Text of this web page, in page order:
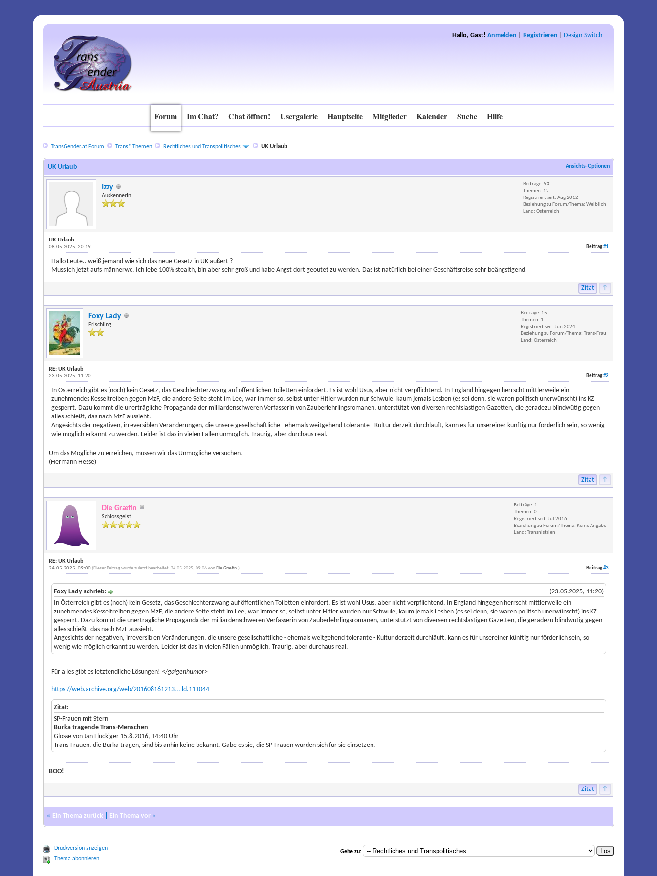
Hallo, Gast! Anmelden Registrieren Design-Switch
Forum Im Chat? Chat öffnen! Usergalerie Hauptseite Mitglieder Kalender Suche Hilfe
TransGender.at Forum Trans* Themen Rechtliches und Transpolitisches UK Urlaub
Ansichts-Optionen
UK Urlaub
Izzy
AuskennerIn
Beiträge: 93
Themen: 12
Registriert seit: Aug 2012
Beziehung zu Forum/Thema: Weiblich
Land: Österreich
UK Urlaub
Beitrag#1
08.05.2025, 20:19
Hallo Leute.. weiß jemand wie sich das neue Gesetz in UK äußert ?
Muss ich jetzt aufs männerwc. Ich lebe 100% stealth, bin aber sehr groß und habe Angst dort geoutet zu werden. Das ist natürlich bei einer Geschäftsreise sehr beängstigend.
Zitat ↑
Foxy Lady
Frischling
Beiträge: 15
Themen: 1
Registriert seit: Jun 2024
Beziehung zu Forum/Thema: Trans-Frau
Land: Österreich
RE: UK Urlaub
Beitrag#2
23.05.2025, 11:20
In Österreich gibt es (noch) kein Gesetz, das Geschlechterzwang auf öffentlichen Toiletten einfordert. Es ist wohl Usus, aber nicht verpflichtend. In England hingegen herrscht mittlerweile ein
zunehmendes Kesseltreiben gegen MzF, die andere Seite steht im Lee, war immer so, selbst unter Hitler wurden nur Schwule, kaum jemals Lesben (es sei denn, sie waren politisch unerwünscht) ins KZ
gesperrt. Dazu kommt die unerträgliche Propaganda der milliardenschweren Verfasserin von Zauberlehrlingsromanen, unterstützt von diversen rechtslastigen Gazetten, die geradezu blindwütig gegen
alles schießt, das nach MzF aussieht.
Angesichts der negativen, irreversiblen Veränderungen, die unsere gesellschaftliche - ehemals weitgehend tolerante - Kultur derzeit durchläuft, kann es für unsereiner künftig nur förderlich sein, so wenig
wie möglich erkannt zu werden. Leider ist das in vielen Fällen unmöglich. Traurig, aber durchaus real.
Um das Mögliche zu erreichen, müssen wir das Unmögliche versuchen.
(Hermann Hesse)
Zitat ↑
Die Græfin
Schlossgeist
Beiträge: 1
Themen: 0
Registriert seit: Jul 2016
Beziehung zu Forum/Thema: Keine Angabe
Land: Transnistrien
RE: UK Urlaub
Beitrag#3
24.05.2025, 09:00(Dieser Beitrag wurde zuletzt bearbeitet: 24.05.2025, 09:06 von Die Græfin.)
(23.05.2025, 11:20)
Foxy Lady schrieb:
In Österreich gibt es (noch) kein Gesetz, das Geschlechterzwang auf öffentlichen Toiletten einfordert. Es ist wohl Usus, aber nicht verpflichtend. In England hingegen herrscht mittlerweile ein
zunehmendes Kesseltreiben gegen MzF, die andere Seite steht im Lee, war immer so, selbst unter Hitler wurden nur Schwule, kaum jemals Lesben (es sei denn, sie waren politisch unerwünscht) ins KZ
gesperrt. Dazu kommt die unerträgliche Propaganda der milliardenschweren Verfasserin von Zauberlehrlingsromanen, unterstützt von diversen rechtslastigen Gazetten, die geradezu blindwütig gegen
alles schießt, das nach MzF aussieht.
Angesichts der negativen, irreversiblen Veränderungen, die unsere gesellschaftliche - ehemals weitgehend tolerante - Kultur derzeit durchläuft, kann es für unsereiner künftig nur förderlich sein, so
wenig wie möglich erkannt zu werden. Leider ist das in vielen Fällen unmöglich. Traurig, aber durchaus real.
Für alles gibt es letztendliche Lösungen! </galgenhumor>
https://web.archive.org/web/201608161213...-ld.111044
Zitat:
SP-Frauen mit Stern
Burka tragende Trans-Menschen
Glosse von Jan Flückiger 15.8.2016, 14:40 Uhr
Trans-Frauen, die Burka tragen, sind bis anhin keine bekannt. Gäbe es sie, die SP-Frauen würden sich für sie einsetzen.
BOO!
Zitat ↑
« Ein Thema zurück Ein Thema vor»
Druckversion anzeigen
Thema abonnieren
Gehe zu: